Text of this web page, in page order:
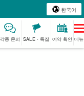
한국어
각종 문의 SALE・특집 예약 확인 메뉴